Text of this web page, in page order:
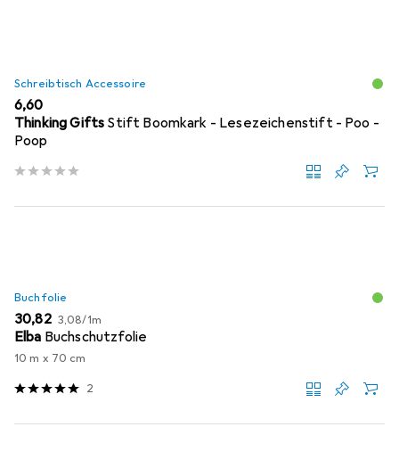
Schreibtisch Accessoire
EUR
6,60
Thinking Gifts Stift Boomkark - Lesezeichenstift - Poo -
Poop
Buchfolie
EUR
30,82 EUR
3,08/1m
Elba Buchschutzfolie
10 m x 70 cm
2